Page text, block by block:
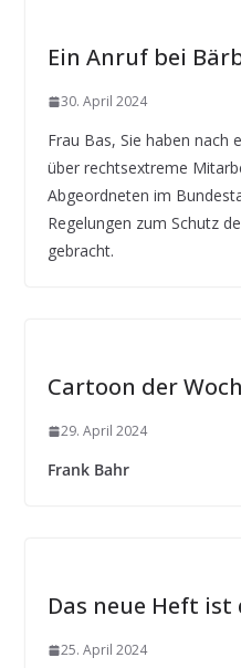
Ein Anruf bei
30. April 2024
Frau Bas, Sie haben nach
über rechtsextreme
Abgeordneten im
Regelungen zum Schutz
gebracht.
Cartoon der
29. April 2024
Frank Bahr
Das neue Heft ist
25. April 2024